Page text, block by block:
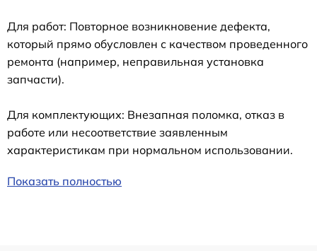
Для работ: Повторное возникновение дефекта,
который прямо обусловлен с качеством проведенного
ремонта (например, неправильная установка
запчасти).
Для комплектующих: Внезапная поломка, отказ в
работе или несоответствие заявленным
характеристикам при нормальном использовании.
Показать полностью